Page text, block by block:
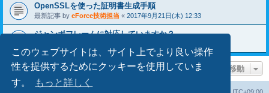
このウェブサイトは、サイト上でより良い操作
性を提供するためにクッキーを使用していま
す。
もっと詳しく
OpenSSLを使った証明書生成手順
最新記事 by eForce技術担当 « 2017年9月21日(木) 12:33
ジャンボフレームに対応していますか？
ページ移動